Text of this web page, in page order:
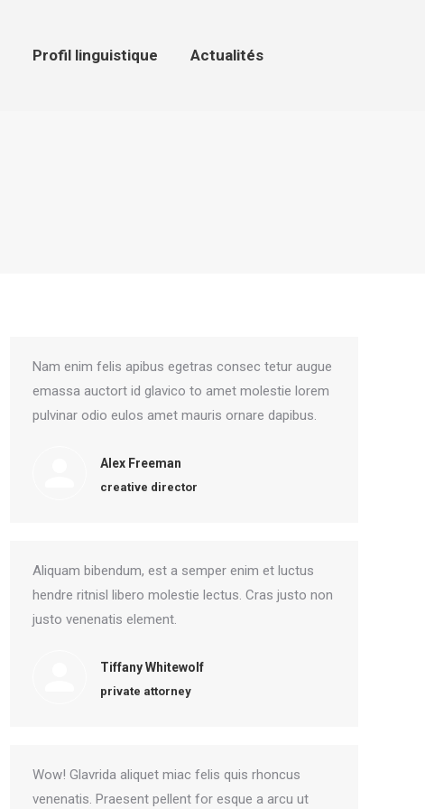
Profil linguistique Actualités
Nam enim felis apibus egetras consec tetur augue
emassa auctort id glavico to amet molestie lorem
pulvinar odio eulos amet mauris ornare dapibus.
Alex Freeman
creative director
Aliquam bibendum, est a semper enim et luctus
hendre ritnisl libero molestie lectus. Cras justo non
justo venenatis element.
Tiffany Whitewolf
private attorney
Wow! Glavrida aliquet miac felis quis rhoncus
venenatis. Praesent pellent for esque a arcu ut